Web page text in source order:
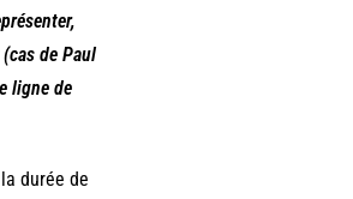
de Paul
ligne de
durée de